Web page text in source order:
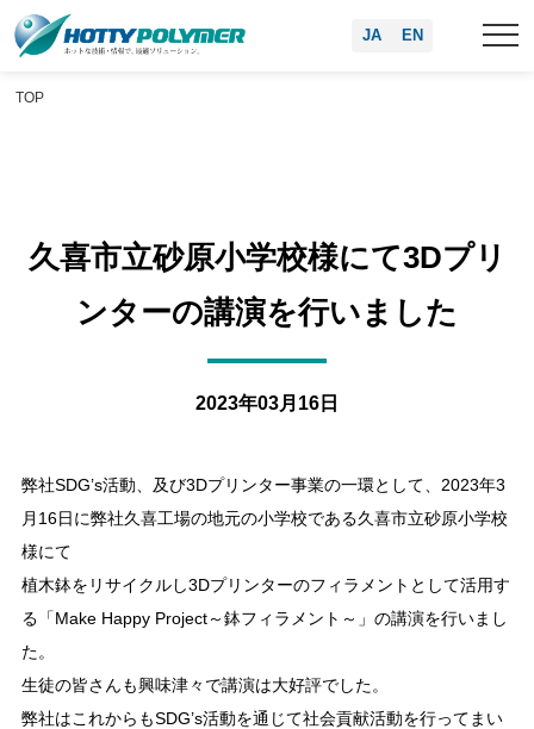
EN
JA
TOP
久喜市立砂原小学校様にて3Dプリ
ンターの講演を行いました
2023年03月16日
弊社SDG’s活動、及び3Dプリンター事業の一環として、2023年3
月16日に弊社久喜工場の地元の小学校である久喜市立砂原小学校
様にて
植木鉢をリサイクルし3Dプリンターのフィラメントとして活用す
る「Make Happy Project～鉢フィラメント～」の講演を行いまし
た。
生徒の皆さんも興味津々で講演は大好評でした。
弊社はこれからもSDG’s活動を通じて社会貢献活動を行ってまい